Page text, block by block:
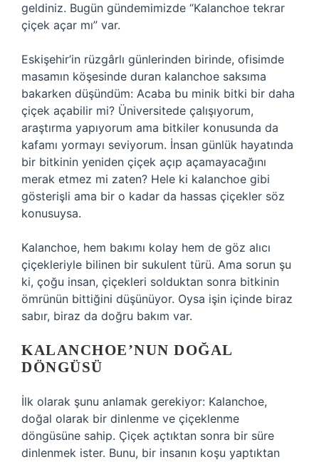
geldiniz. Bugün gündemimizde “Kalanchoe tekrar
çiçek açar mı” var.
Eskişehir’in rüzgârlı günlerinden birinde, ofisimde
masamın köşesinde duran kalanchoe saksıma
bakarken düşündüm: Acaba bu minik bitki bir daha
çiçek açabilir mi? Üniversitede çalışıyorum,
araştırma yapıyorum ama bitkiler konusunda da
kafamı yormayı seviyorum. İnsan günlük hayatında
bir bitkinin yeniden çiçek açıp açamayacağını
merak etmez mi zaten? Hele ki kalanchoe gibi
gösterişli ama bir o kadar da hassas çiçekler söz
konusuysa.
Kalanchoe, hem bakımı kolay hem de göz alıcı
çiçekleriyle bilinen bir sukulent türü. Ama sorun şu
ki, çoğu insan, çiçekleri solduktan sonra bitkinin
ömrünün bittiğini düşünüyor. Oysa işin içinde biraz
sabır, biraz da doğru bakım var.
KALANCHOE’NUN DOĞAL
DÖNGÜSÜ
İlk olarak şunu anlamak gerekiyor: Kalanchoe,
doğal olarak bir dinlenme ve çiçeklenme
döngüsüne sahip. Çiçek açtıktan sonra bir süre
dinlenmek ister. Bunu, bir insanın koşu yaptıktan